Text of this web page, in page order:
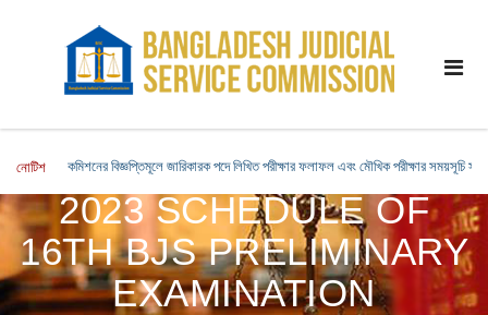
নোটিশ কমিশনের বিজ্ঞপ্তিমূলে জারিকারক পদে লিখিত পরীক্ষার ফলাফল এবং মৌখিক পরীক্ষার সময়সূচি
2023 SCHEDULE OF
16TH BJS PRELIMINARY
EXAMINATION